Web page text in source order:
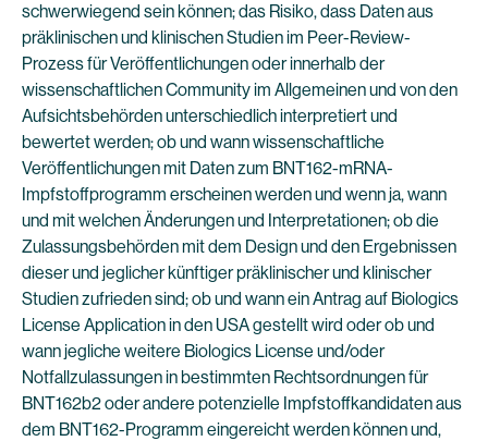
schwerwiegend sein können; das Risiko, dass Daten aus
präklinischen und klinischen Studien im Peer-Review-
Prozess für Veröffentlichungen oder innerhalb der
wissenschaftlichen Community im Allgemeinen und von den
Aufsichtsbehörden unterschiedlich interpretiert und
bewertet werden; ob und wann wissenschaftliche
Veröffentlichungen mit Daten zum BNT162-mRNA-
Impfstoffprogramm erscheinen werden und wenn ja, wann
und mit welchen Änderungen und Interpretationen; ob die
Zulassungsbehörden mit dem Design und den Ergebnissen
dieser und jeglicher künftiger präklinischer und klinischer
Studien zufrieden sind; ob und wann ein Antrag auf Biologics
License Application in den USA gestellt wird oder ob und
wann jegliche weitere Biologics License und/oder
Notfallzulassungen in bestimmten Rechtsordnungen für
BNT162b2 oder andere potenzielle Impfstoffkandidaten aus
dem BNT162-Programm eingereicht werden können und,